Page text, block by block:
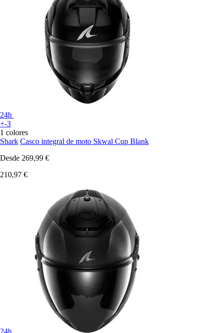
24h
+-3
1 colores
Shark Casco integral de moto Skwal Cup Blank
Desde 269,99 €
210,97 €
24h